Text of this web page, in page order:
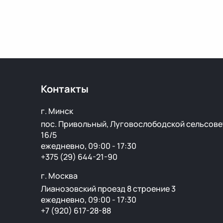
Контакты
г. Минск
пос. Привольный, Луговослободской
16/5
ежедневно, 09:00 - 17:30
+375 (29) 644-21-90
г. Москва
Лианозовский проезд 8 строение 3
ежедневно, 09:00 - 17:30
+7 (920) 617-28-88